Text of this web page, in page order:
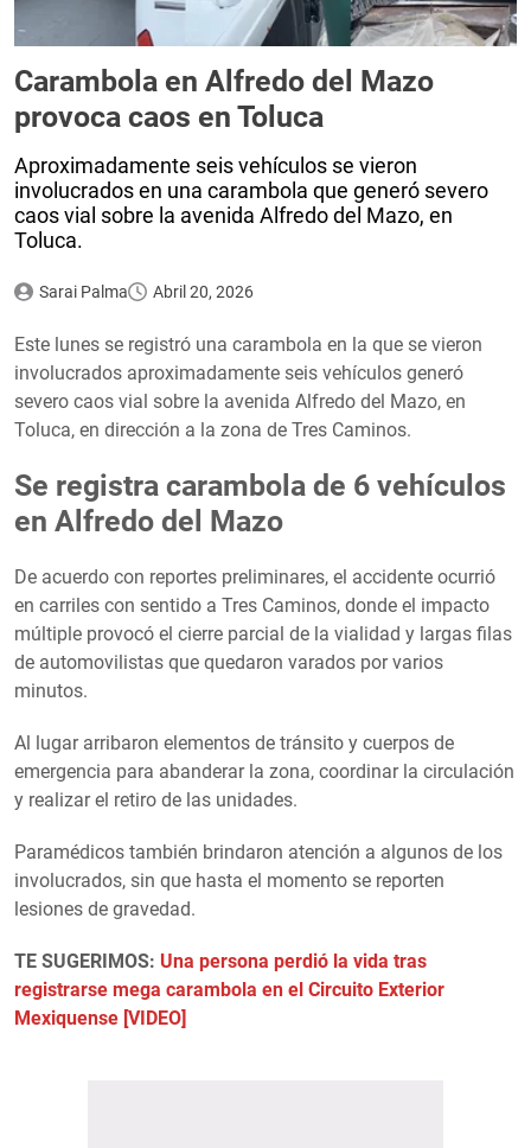
Carambola en Alfredo del Mazo
provoca caos en Toluca
Aproximadamente seis vehículos se vieron
involucrados en una carambola que generó severo
caos vial sobre la avenida Alfredo del Mazo, en
Toluca.
Sarai Palma Abril 20, 2026
Este lunes se registró una carambola en la que se vieron
involucrados aproximadamente seis vehículos generó
severo caos vial sobre la avenida Alfredo del Mazo, en
Toluca, en dirección a la zona de Tres Caminos.
Se registra carambola de 6 vehículos
en Alfredo del Mazo
De acuerdo con reportes preliminares, el accidente ocurrió
en carriles con sentido a Tres Caminos, donde el impacto
múltiple provocó el cierre parcial de la vialidad y largas filas
de automovilistas que quedaron varados por varios
minutos.
Al lugar arribaron elementos de tránsito y cuerpos de
emergencia para abanderar la zona, coordinar la circulación
y realizar el retiro de las unidades.
Paramédicos también brindaron atención a algunos de los
involucrados, sin que hasta el momento se reporten
lesiones de gravedad.
TE SUGERIMOS: Una persona perdió la vida tras
registrarse mega carambola en el Circuito Exterior
Mexiquense [VIDEO]